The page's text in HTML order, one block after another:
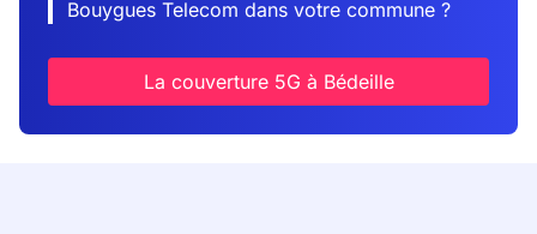
Bouygues Telecom dans votre commune ?
La couverture 5G à Bédeille